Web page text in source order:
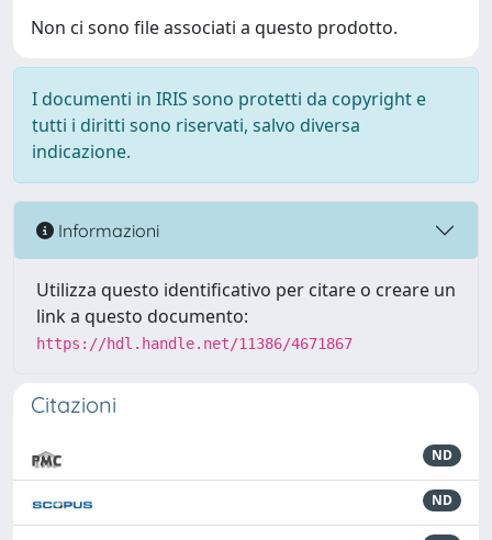
Non ci sono file associati a questo prodotto.
I documenti in IRIS sono protetti da copyright e
tutti i diritti sono riservati, salvo diversa
indicazione.
Informazioni
Utilizza questo identificativo per citare o creare un
link a questo documento:
https://hdl.handle.net/11386/4671867
Citazioni
ND
ND